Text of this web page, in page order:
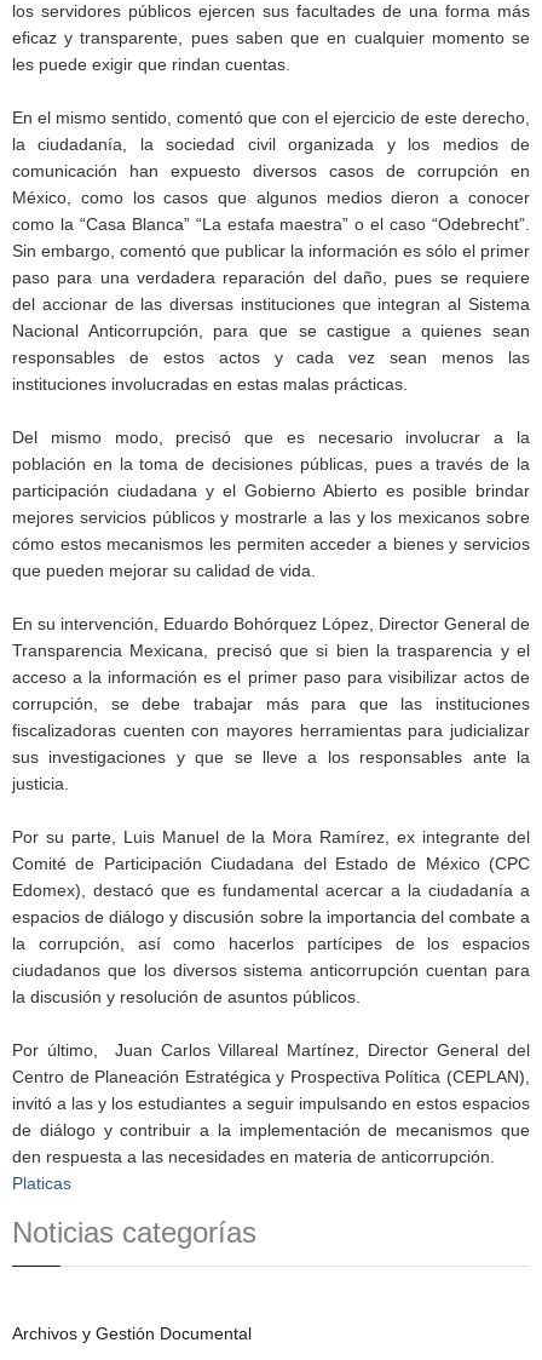
los servidores públicos ejercen sus facultades de una forma más
eficaz y transparente, pues saben que en cualquier momento se
les puede exigir que rindan cuentas.
En el mismo sentido, comentó que con el ejercicio de este derecho,
la ciudadanía, la sociedad civil organizada y los medios de
comunicación han expuesto diversos casos de corrupción en
México, como los casos que algunos medios dieron a conocer
como la “Casa Blanca” “La estafa maestra” o el caso “Odebrecht”.
Sin embargo, comentó que publicar la información es sólo el primer
paso para una verdadera reparación del daño, pues se requiere
del accionar de las diversas instituciones que integran al Sistema
Nacional Anticorrupción, para que se castigue a quienes sean
responsables de estos actos y cada vez sean menos las
instituciones involucradas en estas malas prácticas.
Del mismo modo, precisó que es necesario involucrar a la
población en la toma de decisiones públicas, pues a través de la
participación ciudadana y el Gobierno Abierto es posible brindar
mejores servicios públicos y mostrarle a las y los mexicanos sobre
cómo estos mecanismos les permiten acceder a bienes y servicios
que pueden mejorar su calidad de vida.
En su intervención, Eduardo Bohórquez López, Director General de
Transparencia Mexicana, precisó que si bien la trasparencia y el
acceso a la información es el primer paso para visibilizar actos de
corrupción, se debe trabajar más para que las instituciones
fiscalizadoras cuenten con mayores herramientas para judicializar
sus investigaciones y que se lleve a los responsables ante la
justicia.
Por su parte, Luis Manuel de la Mora Ramírez, ex integrante del
Comité de Participación Ciudadana del Estado de México (CPC
Edomex), destacó que es fundamental acercar a la ciudadanía a
espacios de diálogo y discusión sobre la importancia del combate a
la corrupción, así como hacerlos partícipes de los espacios
ciudadanos que los diversos sistema anticorrupción cuentan para
la discusión y resolución de asuntos públicos.
Por último, Juan Carlos Villareal Martínez, Director General del
Centro de Planeación Estratégica y Prospectiva Política (CEPLAN),
invitó a las y los estudiantes a seguir impulsando en estos espacios
de diálogo y contribuir a la implementación de mecanismos que
den respuesta a las necesidades en materia de anticorrupción.
Platicas
Noticias categorías
Archivos y Gestión Documental